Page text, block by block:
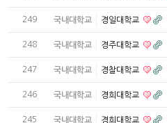
249 국내대학교 경일대학교
248 국내대학교 경주대학교
247 국내대학교 경찰대학교
246 국내대학교 경희대학교
245 국내대학교 경희대학교